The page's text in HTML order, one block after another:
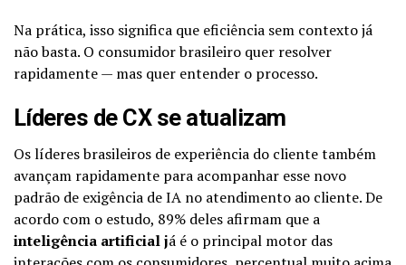
Na prática, isso significa que eficiência sem contexto já
não basta. O consumidor brasileiro quer resolver
rapidamente — mas quer entender o processo.
Líderes de CX se atualizam
Os líderes brasileiros de experiência do cliente também
avançam rapidamente para acompanhar esse novo
padrão de exigência de IA no atendimento ao cliente. De
acordo com o estudo, 89% deles afirmam que a
inteligência artificialjá é o principal motor das